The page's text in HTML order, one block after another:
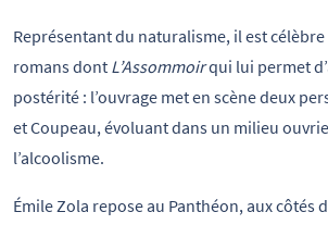
Représentant du naturalisme, il est
romans dont L’Assommoirqui lui permet
postérité : l’ouvrage met en scène deux
et Coupeau, évoluant dans un milieu
l’alcoolisme.
Émile Zola repose au Panthéon, aux côtés